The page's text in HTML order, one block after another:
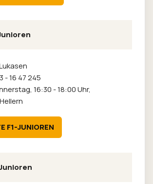
- 16 47 245
16:30 - 18:00 Uhr,
F1-JUNIOREN